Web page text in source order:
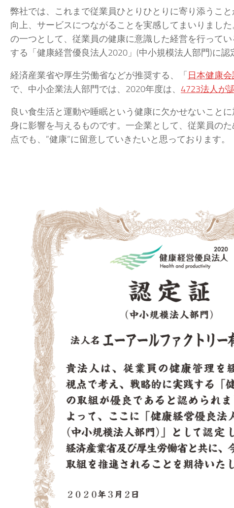
弊社では、これまで従業員ひとりひとりに寄り添うこ
向上、サービスにつながることを実感してまいりまし
の一つとして、従業員の健康に意識した経営を行ってい
する「健康経営優良法人2020」(中小規模法人部門)に認
経済産業省や厚生労働省などが推奨する、「 日本健康
で、中小企業法人部門では、2020年度は、 4723法人が
良い食生活と運動や睡眠という健康に欠かせないこと
身に影響を与えるものです。一企業として、従業員の
点でも、”健康”に留意していきたいと思っております。